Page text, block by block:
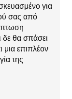
για
σας από
δε θα σπάσει
μια επιπλέον
της